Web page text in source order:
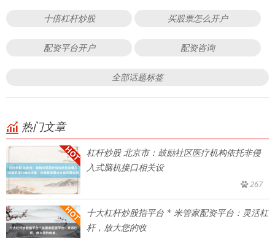
十倍杠杆炒股 买股票怎么开户
配资平台开户 配资咨询
全部话题标签
热门文章
杠杆炒股 北京市：鼓励社区医疗机构依托非侵
入式脑机接口相关设
267
十大杠杆炒股指平台 * 米管家配资平台：灵活杠
杆，放大您的收